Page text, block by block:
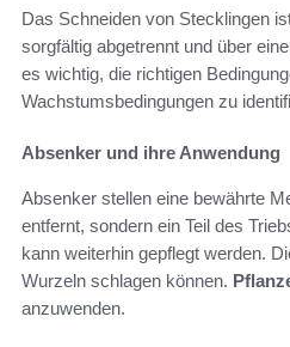
Das Schneiden von Stecklingen
sorgfältig abgetrennt und über
es wichtig, die richtigen
Wachstumsbedingungen zu
Absenker und ihre Anwendung
Absenker stellen eine bewährte
entfernt, sondern ein Teil des
kann weiterhin gepflegt werden.
Wurzeln schlagen können.
anzuwenden.